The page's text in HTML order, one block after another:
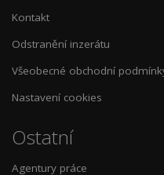
Kontakt
Odstranění inzerátu
Všeobecné obchodní
Nastavení cookies
Ostatní
Agentury práce